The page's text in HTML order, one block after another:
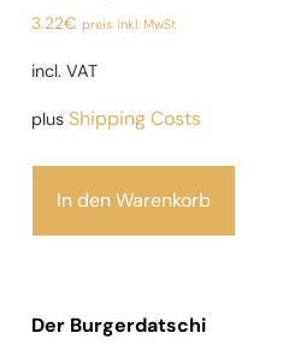
3.22€ preis inkl. MwSt
incl. VAT
plus Shipping Costs
In den Warenkorb
Der Burgerdatschi